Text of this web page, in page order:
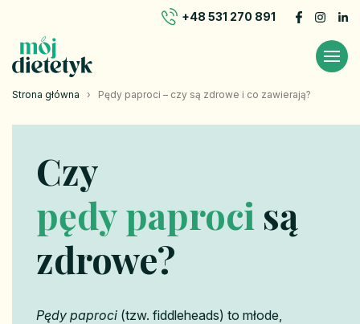
+48 531 270 891
Strona główna › Pędy paproci – czy są zdrowe i co zawierają?
Czy
pędy paproci są
zdrowe?
Pędy paproci (tzw. fiddleheads) to młode,